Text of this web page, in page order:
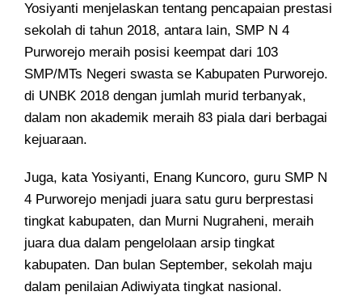
Yosiyanti menjelaskan tentang pencapaian prestasi
sekolah di tahun 2018, antara lain, SMP N 4
Purworejo meraih posisi keempat dari 103
SMP/MTs Negeri swasta se Kabupaten Purworejo.
di UNBK 2018 dengan jumlah murid terbanyak,
dalam non akademik meraih 83 piala dari berbagai
kejuaraan.
Juga, kata Yosiyanti, Enang Kuncoro, guru SMP N
4 Purworejo menjadi juara satu guru berprestasi
tingkat kabupaten, dan Murni Nugraheni, meraih
juara dua dalam pengelolaan arsip tingkat
kabupaten. Dan bulan September, sekolah maju
dalam penilaian Adiwiyata tingkat nasional.